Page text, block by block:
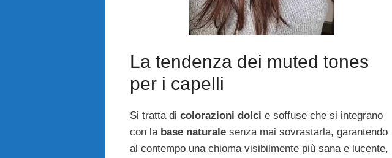
La tendenza dei muted tones
per i capelli
Si tratta di colorazioni dolci e soffuse che si integrano
con la base naturale senza mai sovrastarla, garantendo
al contempo una chioma visibilmente più sana e lucente,